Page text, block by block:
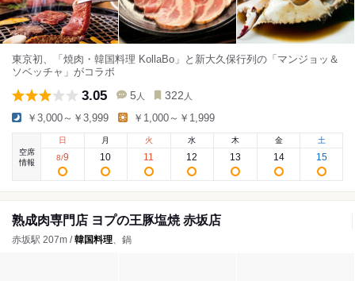
東京初、「焼肉・韓国料理 KollaBo」と新大久保行列の「マンジョッ＆
ソベッチャ」がコラボ
3.05 5 人 322 人
￥3,000～￥3,999 ￥1,000～￥1,999
空席
情報
日
8/9
月
10
火
11
水
12
木
13
金
14
土
15
熟成肉専門店 ヨプの王豚塩焼 赤坂店
赤坂駅 207m /韓国料理、鍋